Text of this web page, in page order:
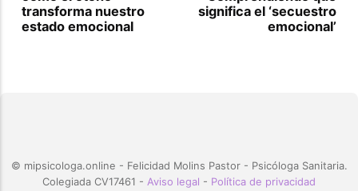
transforma nuestro
estado emocional
significa el ‘secuestro
emocional’
© mipsicologa.online - Felicidad Molins Pastor - Psicóloga Sanitaria.
Colegiada CV17461 - Aviso legal - Política de privacidad